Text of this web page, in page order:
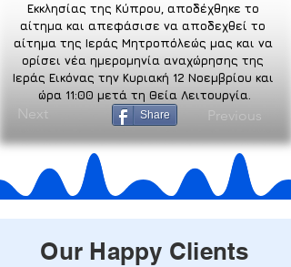
Εκκλησίας της Κύπρου, αποδέχθηκε το
αίτημα και απεφάσισε να αποδεχθεί το
αίτημα της Ιεράς Μητροπόλεώς μας και να
ορίσει νέα ημερομηνία αναχώρησης της
Ιεράς Εικόνας την Κυριακή 12 Νοεμβρίου και
ώρα 11:00 μετά τη Θεία Λειτουργία.
Next Share Previous
Our Happy Clients